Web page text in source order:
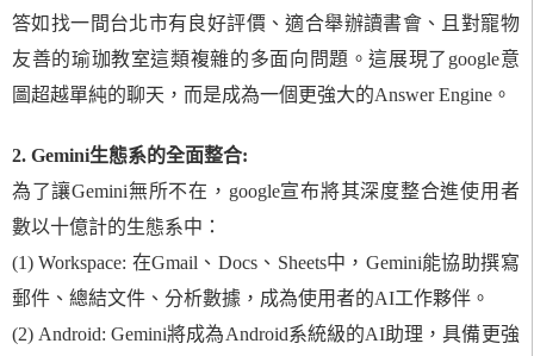
答如找一間台北市有良好評價、適合舉辦讀書會、且對寵物
友善的瑜珈教室這類複雜的多面向問題。這展現了google意
圖超越單純的聊天，而是成為一個更強大的Answer Engine。
2. Gemini生態系的全面整合:
為了讓Gemini無所不在，google宣布將其深度整合進使用者
數以十億計的生態系中：
(1) Workspace: 在Gmail、Docs、Sheets中，Gemini能協助撰寫
郵件、總結文件、分析數據，成為使用者的AI工作夥伴。
(2) Android: Gemini將成為Android系統級的AI助理，具備更強